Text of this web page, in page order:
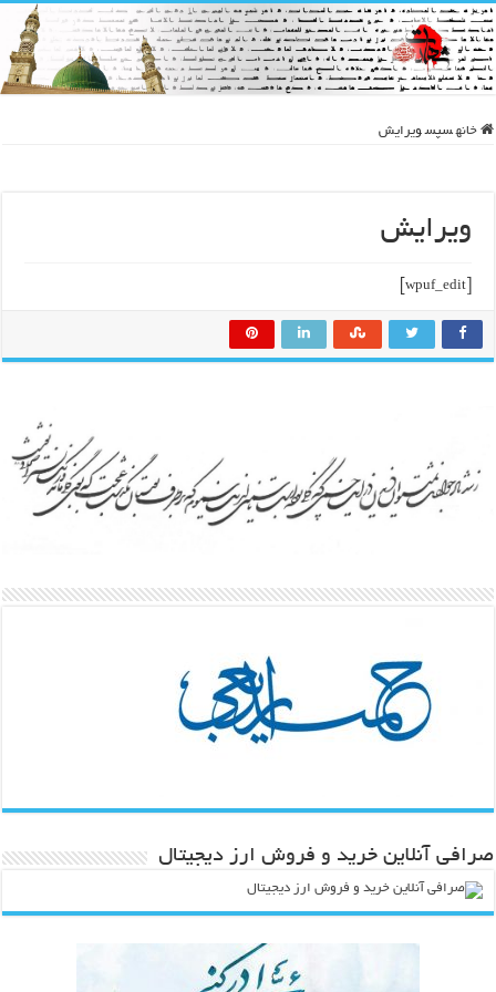
خانه سپس ویرایش
ویرایش
[wpuf_edit]
صرافی آنلاین خرید و فروش ارز دیجیتال